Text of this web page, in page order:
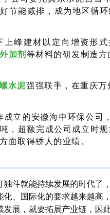
节能减排，成为地区循
上峰建材以定向增资形式
加剂 等材料的研发制造
水泥强强联手，在重庆万
成立的安徽海中环保公司
，超额完成公司成立时
面取得骄人的业绩。
斗就能持续发展的时代了
、国际化的要求越来越高
展，就要拓展产业链，因